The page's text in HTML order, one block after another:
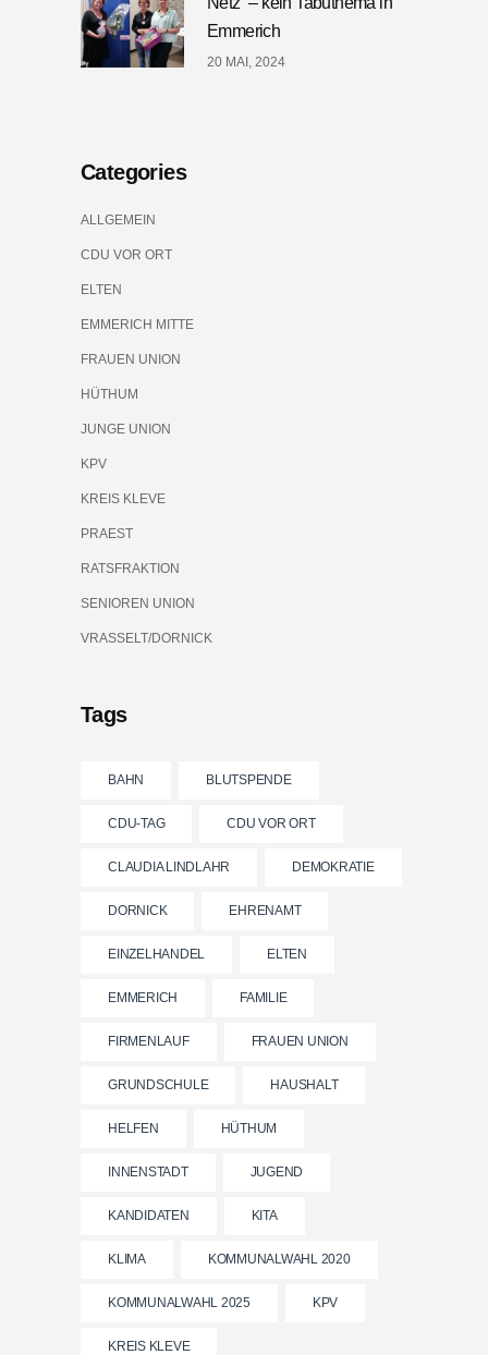
Emmerich
20 MAI, 2024
Categories
ALLGEMEIN
CDU VOR ORT
ELTEN
EMMERICH MITTE
FRAUEN UNION
HÜTHUM
JUNGE UNION
KPV
KREIS KLEVE
PRAEST
RATSFRAKTION
SENIOREN UNION
VRASSELT/DORNICK
Tags
BAHN BLUTSPENDE
CDU-TAG CDU VOR ORT
CLAUDIA LINDLAHR DEMOKRATIE
DORNICK EHRENAMT
EINZELHANDEL ELTEN
EMMERICH FAMILIE
FIRMENLAUF FRAUEN UNION
GRUNDSCHULE HAUSHALT
HELFEN HÜTHUM
INNENSTADT JUGEND
KANDIDATEN KITA
KLIMA KOMMUNALWAHL 2020
KOMMUNALWAHL 2025 KPV
KREIS KLEVE